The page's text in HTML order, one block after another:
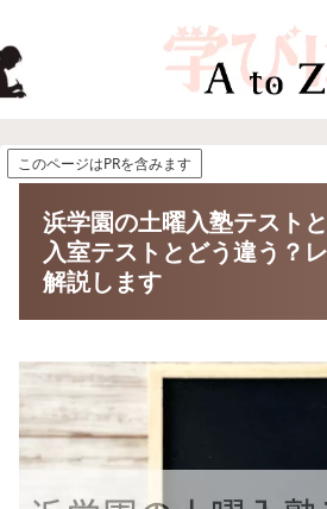
このページはPRを含みます
浜学園の土曜入塾テスト
入室テストとどう違う？
解説します